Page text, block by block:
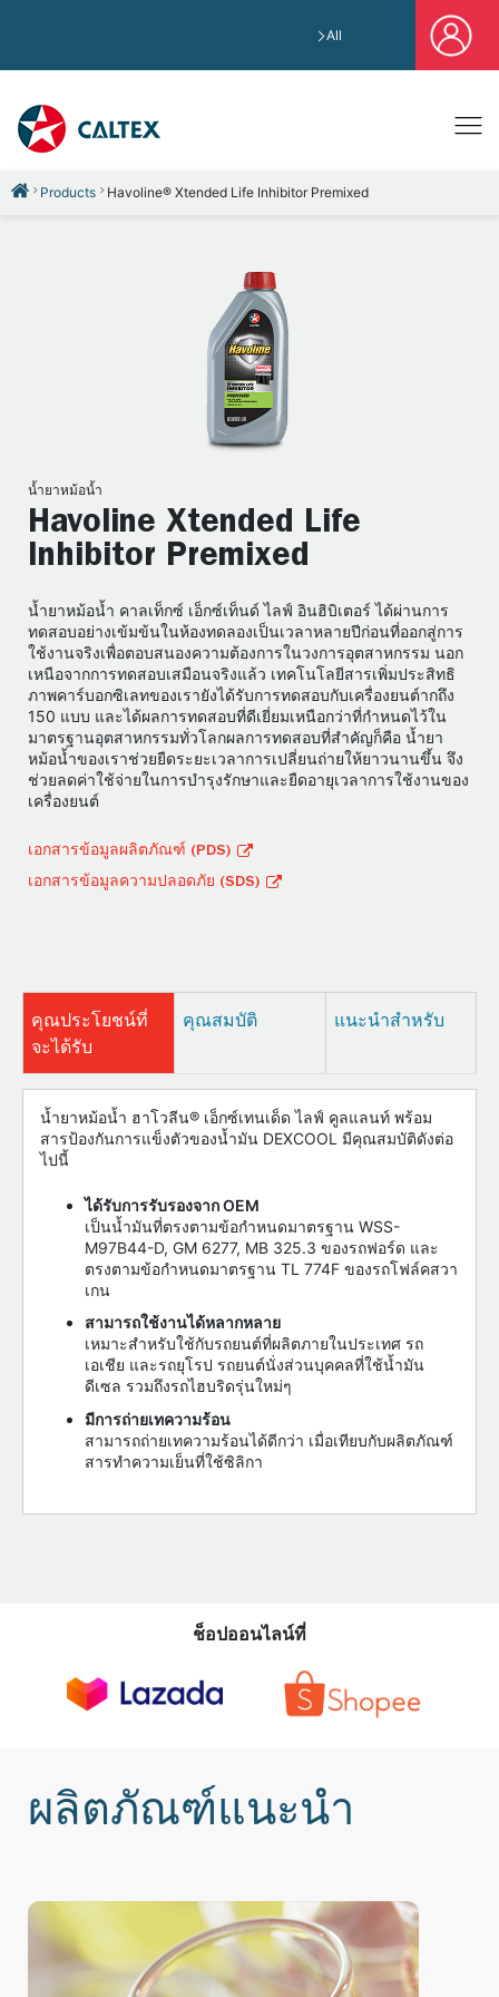
All
Products Havoline® Xtended Life Inhibitor Premixed
น้ำยาหม้อน้ำ
Havoline Xtended Life
Inhibitor Premixed
น้ำยาหม้อน้ำ คาลเท็กซ์ เอ็กซ์เท็นด์ ไลฟ์ อินฮิบิเตอร์ ได้ผ่านการ
ทดสอบอย่างเข้มข้นในห้องทดลองเป็นเวลาหลายปีก่อนที่ออกสู่การ
ใช้งานจริงเพื่อตอบสนองความต้องการในวงการอุตสาหกรรม นอก
เหนือจากการทดสอบเสมือนจริงแล้ว เทคโนโลยีสารเพิ่มประสิทธิ
ภาพคาร์บอกซิเลทของเรายังได้รับการทดสอบกับเครื่องยนต์ากถึง
150 แบบ และได้ผลการทดสอบที่ดีเยี่ยมเหนือกว่าที่กำหนดไว้ใน
มาตรฐานอุตสาหกรรมทั่วโลกผลการทดสอบที่สำคัญก็คือ น้ำยา
หม้อน้ำของเราช่วยยืดระยะเวลาการเปลี่ยนถ่ายให้ยาวนานขึ้น จึง
ช่วยลดค่าใช้จ่ายในการบำรุงรักษาและยืดอายุเวลาการใช้งานของ
เครื่องยนต์
เอกสารข้อมูลผลิตภัณฑ์ (PDS)
เอกสารข้อมูลความปลอดภัย (SDS)
คุณประโยชน์ที่
จะได้รับ
คุณสมบัติ แนะนำสำหรับ
น้ำยาหม้อน้ำ ฮาโวลีน® เอ็กซ์เทนเด็ด ไลฟ์ คูลแลนท์ พร้อม
สารป้องกันการแข็งตัวของน้ำมัน DEXCOOL มีคุณสมบัติดังต่อ
ไปนี้
ได้รับการรับรองจาก OEM
เป็นน้ำมันที่ตรงตามข้อกำหนดมาตรฐาน WSS-
M97B44-D, GM 6277, MB 325.3 ของรถฟอร์ด และ
ตรงตามข้อกำหนดมาตรฐาน TL 774F ของรถโฟล์คสวา
เกน
สามารถใช้งานได้หลากหลาย
เหมาะสำหรับใช้กับรถยนต์ที่ผลิตภายในประเทศ รถ
เอเชีย และรถยุโรป รถยนต์นั่งส่วนบุคคลที่ใช้น้ำมัน
ดีเซล รวมถึงรถไฮบริดรุ่นใหม่ๆ
มีการถ่ายเทความร้อน
สามารถถ่ายเทความร้อนได้ดีกว่า เมื่อเทียบกับผลิตภัณฑ์
สารทำความเย็นที่ใช้ซิลิกา
ช็อปออนไลน์ที่
ผลิตภัณฑ์แนะนำ